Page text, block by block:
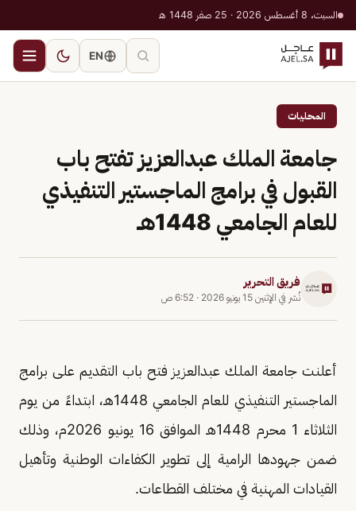
السبت، 8 أغسطس 2026 · 25 صفر 1448 هـ
EN
المحليات
جامعة الملك عبدالعزيز تفتح باب
القبول في برامج الماجستير التنفيذي
للعام الجامعي 1448هـ
فريق التحرير
نُشر في الإثنين 15 يونيو 2026 · 6:52 ص
أعلنت جامعة الملك عبدالعزيز فتح باب التقديم على برامج
الماجستير التنفيذي للعام الجامعي 1448هـ، ابتداءً من يوم
الثلاثاء 1 محرم 1448هـ الموافق 16 يونيو 2026م، وذلك
ضمن جهودها الرامية إلى تطوير الكفاءات الوطنية وتأهيل
القيادات المهنية في مختلف القطاعات.